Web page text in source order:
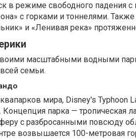
в режиме свободного падения
с горками и тоннелями.
и «Ленивая река»
масштабными водными
семьи.
мира, Disney's Typhoon
парка — тропическая
с разбросанными повсюду
возвышается 100-метровая